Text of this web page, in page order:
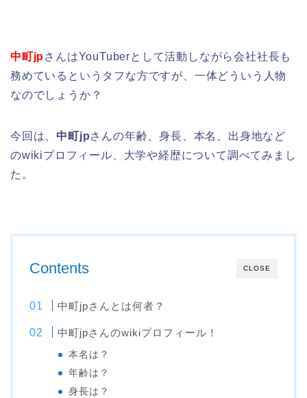
中町jp さんはYouTuberとして活動しながら会社社長も
務めているというタフな方ですが、一体どういう人物
なのでしょうか？
今回は、 中町jpさんの年齢、身長、本名、出身地など
のwikiプロフィール、大学や経歴について調べてみまし
た。
CLOSE
Contents
中町jpさんとは何者？
中町jpさんのwikiプロフィール！
本名は？
年齢は？
身長は？